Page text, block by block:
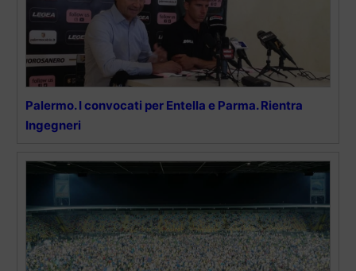
Palermo. I convocati per Entella e Parma. Rientra
Ingegneri